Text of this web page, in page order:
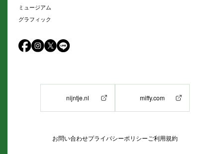
ミュージアム
グラフィック
nijntje.nl miffy.com
お問い合わせプライバシーポリシーご利用規約